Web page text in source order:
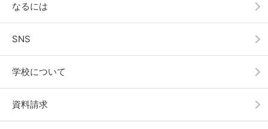
なるには
SNS
学校について
資料請求